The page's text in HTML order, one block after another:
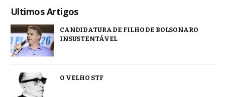
Ultimos Artigos
CANDIDATURA DE FILHO DE BOLSONARO
INSUSTENTÁVEL
O VELHO STF